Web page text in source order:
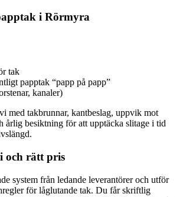
i Rörmyra
tak
papptak “papp på papp”
kanaler)
med takbrunnar, kantbeslag, uppvik mot
årlig besiktning för att upptäcka slitage i tid
och rätt pris
system från ledande leverantörer och utför
för låglutande tak. Du får skriftlig